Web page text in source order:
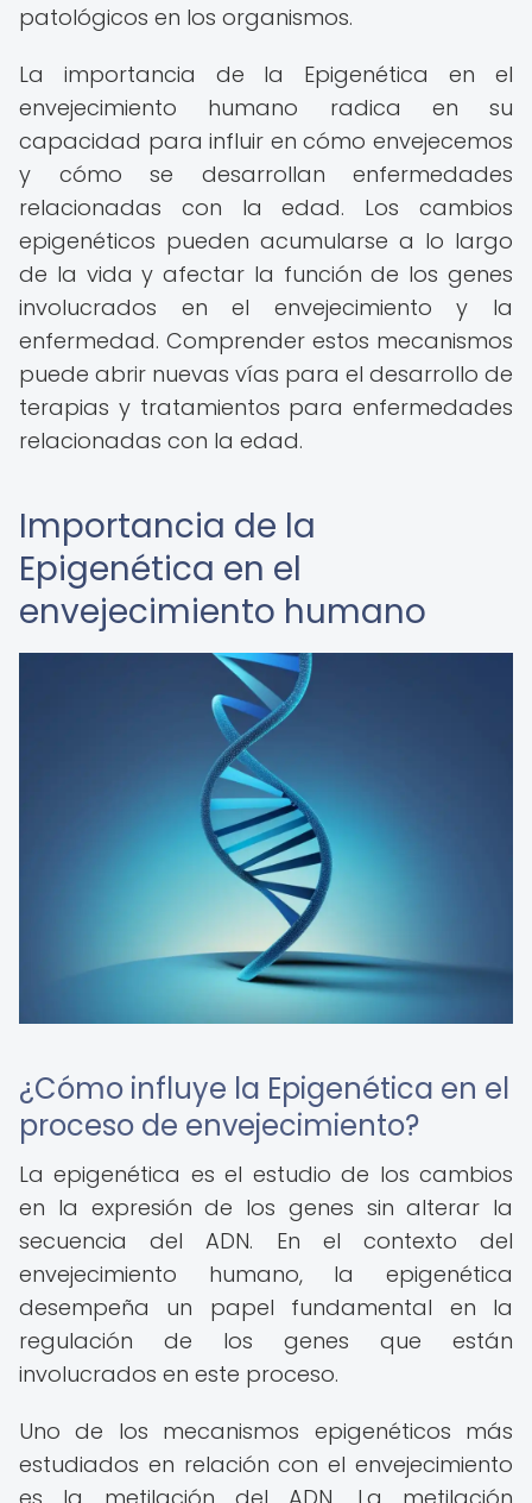
patológicos en los organismos.
La importancia de la Epigenética en el
envejecimiento humano radica en su
capacidad para influir en cómo envejecemos
y cómo se desarrollan enfermedades
relacionadas con la edad. Los cambios
epigenéticos pueden acumularse a lo largo
de la vida y afectar la función de los genes
involucrados en el envejecimiento y la
enfermedad. Comprender estos mecanismos
puede abrir nuevas vías para el desarrollo de
terapias y tratamientos para enfermedades
relacionadas con la edad.
Importancia de la
Epigenética en el
envejecimiento humano
¿Cómo influye la Epigenética en el
proceso de envejecimiento?
La epigenética es el estudio de los cambios
en la expresión de los genes sin alterar la
secuencia del ADN. En el contexto del
envejecimiento humano, la epigenética
desempeña un papel fundamental en la
regulación de los genes que están
involucrados en este proceso.
Uno de los mecanismos epigenéticos más
estudiados en relación con el envejecimiento